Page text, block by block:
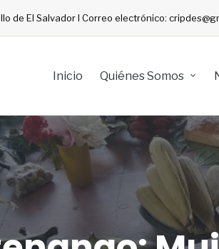
de El Salvador I Correo electrónico:
Inicio Quiénes Somos